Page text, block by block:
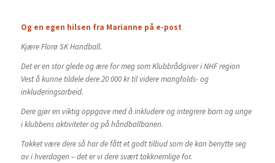
Og en egen hilsen fra Marianne på e-post
Kjære Florø SK Handball.
Det er en stor glede og ære for meg som Klubbrådgiver i NHF region
Vest å kunne tildele dere 20 000 kr til videre mangfolds- og
inkluderingsarbeid.
Dere gjør en viktig oppgave med å inkludere og integrere barn og unge
i klubbens aktiviteter og på håndballbanen.
Takket være dere så har de fått et godt tilbud som de kan benytte seg
av i hverdagen – det er vi dere svært takknemlige for.